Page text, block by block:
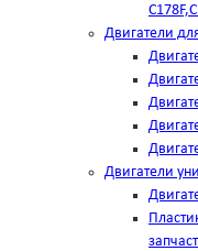
Двигатели
Двигатели